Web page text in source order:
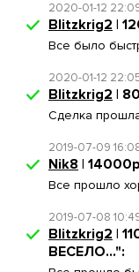
2020-01-12
Blitzkrig2 |
Все было
2020-01-12
Blitzkrig2 |
Сделка прошла
2019-07-09
Nik8 |
Все прошло
2019-07-08
Blitzkrig2 |
ВЕСЕЛО...":